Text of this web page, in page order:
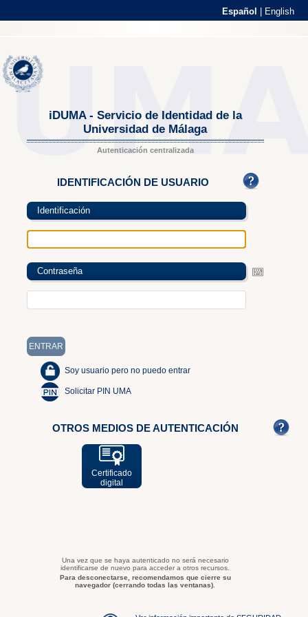
Español English
iDUMA - Servicio de Identidad de la
Universidad de Málaga
Autenticación centralizada
IDENTIFICACIÓN DE USUARIO
Identificación
Contraseña
Soy usuario pero no puedo entrar
Solicitar PIN UMA
OTROS MEDIOS DE AUTENTICACIÓN
Certificado
digital
Una vez que se haya autenticado no será necesario
identificarse de nuevo para acceder a otros recursos.
Para desconectarse, recomendamos que cierre su
navegador (cerrando todas las ventanas).